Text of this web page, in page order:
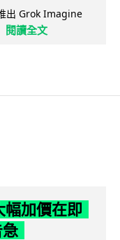
出 Grok Imagine
閱讀全文
加價在即